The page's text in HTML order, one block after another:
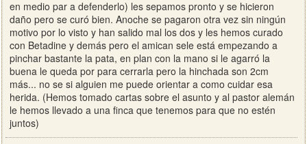
en medio par a defenderlo) les sepamos pronto y se hicieron
daño pero se curó bien. Anoche se pagaron otra vez sin ningún
motivo por lo visto y han salido mal los dos y les hemos curado
con Betadine y demás pero el amican sele está empezando a
pinchar bastante la pata, en plan con la mano si le agarró la
buena le queda por para cerrarla pero la hinchada son 2cm
más... no se si alguien me puede orientar a como cuidar esa
herida. (Hemos tomado cartas sobre el asunto y al pastor alemán
le hemos llevado a una finca que tenemos para que no estén
juntos)